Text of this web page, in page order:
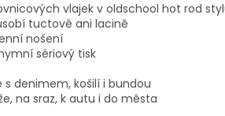
vlajek v oldschool hot rod
tuctově ani lacině
nošení
sériový tisk
denimem, košilí i bundou
na sraz, k autu i do města